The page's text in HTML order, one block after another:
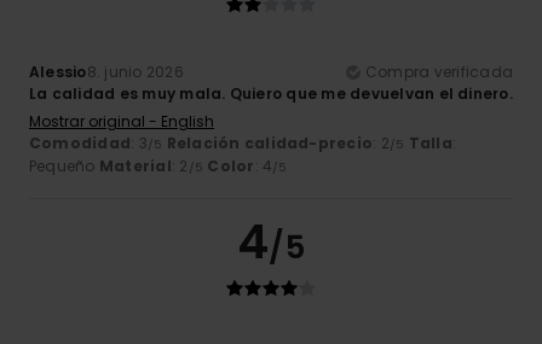
Alessio8. junio 2026
Compra verificada
La calidad es muy mala. Quiero que me devuelvan el dinero.
Mostrar original - English
Comodidad: 3/5 Relación calidad-precio: 2/5 Talla:
Pequeño Material: 2 /5 Color: 4/5
4/5